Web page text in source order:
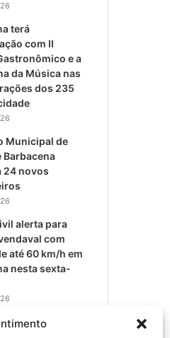
terá
com II
e a
da Música nas
dos 235
Municipal de
Barbacena
24 novos
alerta para
com
até 60 km/h em
nesta sexta-
a melhor nota